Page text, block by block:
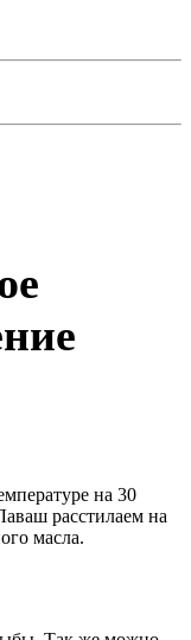
на 30
расстилаем на
масла.